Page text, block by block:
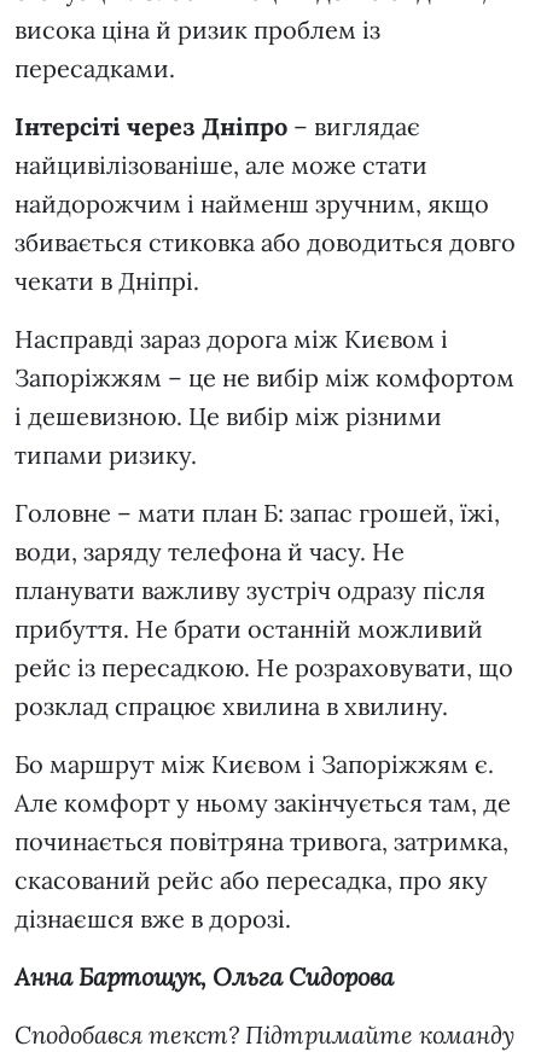
висока ціна й ризик проблем із
пересадками.
Інтерсіті через Дніпро – виглядає
найцивілізованіше, але може стати
найдорожчим і найменш зручним, якщо
збивається стиковка або доводиться довго
чекати в Дніпрі.
Насправді зараз дорога між Києвом і
Запоріжжям – це не вибір між комфортом
і дешевизною. Це вибір між різними
типами ризику.
Головне – мати план Б: запас грошей, їжі,
води, заряду телефона й часу. Не
планувати важливу зустріч одразу після
прибуття. Не брати останній можливий
рейс із пересадкою. Не розраховувати, що
розклад спрацює хвилина в хвилину.
Бо маршрут між Києвом і Запоріжжям є.
Але комфорт у ньому закінчується там, де
починається повітряна тривога, затримка,
скасований рейс або пересадка, про яку
дізнаєшся вже в дорозі.
Анна Бартощук, Ольга Сидорова
Сподобався текст? Підтримайте команду